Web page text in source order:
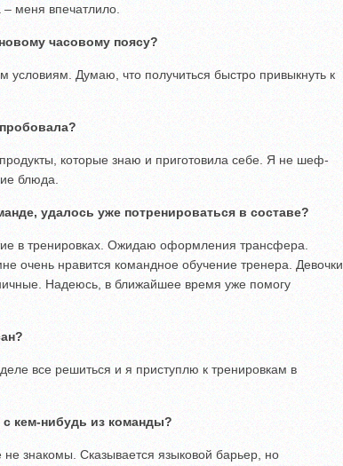
– меня впечатлило.
часовому поясу?
Думаю, что получиться быстро привыкнуть к
которые знаю и приготовила себе. Я не шеф-
блюда.
удалось уже потренироваться в составе?
в тренировках. Ожидаю оформления трансфера.
очень нравится командное обучение тренера. Девочки
Надеюсь, в ближайшее время уже помогу
все решиться и я приступлю к тренировкам в
кем-нибудь из команды?
знакомы. Сказывается языковой барьер, но